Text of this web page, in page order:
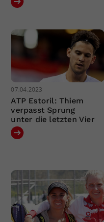
07.04.2023
ATP Estoril: Thiem
verpasst Sprung
unter die letzten Vier